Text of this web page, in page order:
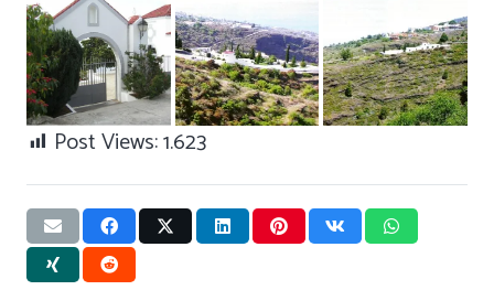
Post Views:1.623